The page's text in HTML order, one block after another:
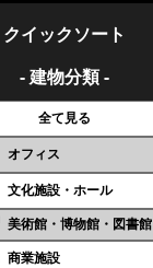
クイックソート
- 建物分類 -
全て見る
オフィス
文化施設・ホール
美術館・博物館・図書館
商業施設